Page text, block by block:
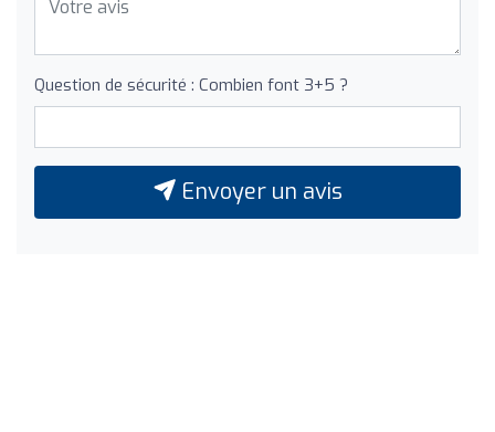
Question de sécurité : Combien font 3+5 ?
Envoyer un avis